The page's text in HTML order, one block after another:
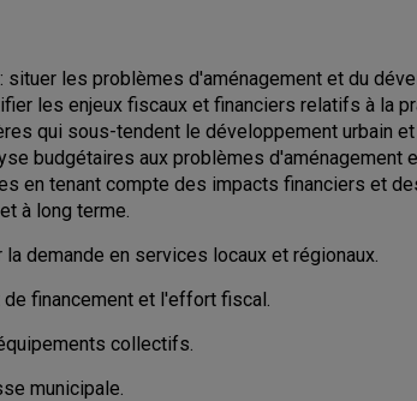
les problèmes d'aménagement et du
les enjeux fiscaux et financiers relatifs à la
qui sous-tendent le développement urbain
budgétaires aux problèmes d'aménagement
en tenant compte des impacts financiers et
à long terme.
demande en services locaux et régionaux.
financement et l'effort fiscal.
collectifs.
municipale.